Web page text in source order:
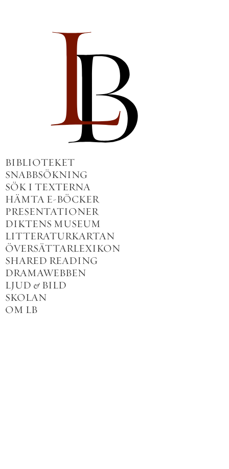
BIBLIOTEKET
SNABBSÖKNING
SÖK I TEXTERNA
HÄMTA E-BÖCKER
PRESENTATIONER
DIKTENS MUSEUM
LITTERATURKARTAN
ÖVERSÄTTARLEXIKON
SHARED READING
DRAMAWEBBEN
LJUD & BILD
SKOLAN
OM LB